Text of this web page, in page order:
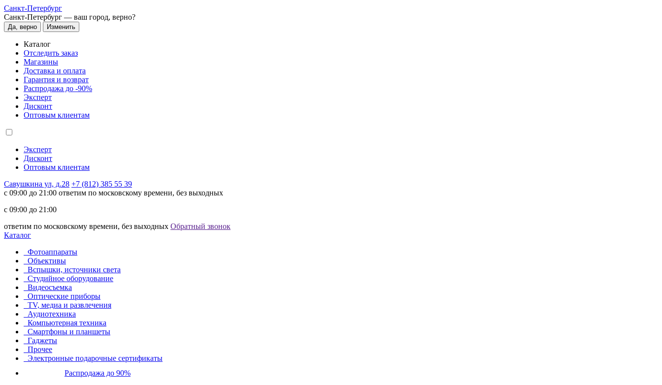
Санкт-Петербург
Санкт-Петербург — ваш город, верно?
Да, верно Изменить
Каталог
Отследить заказ
Магазины
Доставка и оплата
Гарантия и возврат
Распродажа до -90%
Эксперт
Дисконт
Оптовым клиентам
Эксперт
Дисконт
Оптовым клиентам
Савушкина ул, д.28 +7 (812) 385 55 39
c 09:00 до 21:00 ответим по московскому времени, без выходных
c 09:00 до 21:00
ответим по московскому времени, без выходных Обратный звонок
Каталог
Фотоаппараты
Объективы
Вспышки, источники света
Студийное оборудование
Видеосъемка
Оптические приборы
TV, медиа и развлечения
Аудиотехника
Компьютерная техника
Смартфоны и планшеты
Гаджеты
Прочее
Электронные подарочные сертификаты
Распродажа до 90%